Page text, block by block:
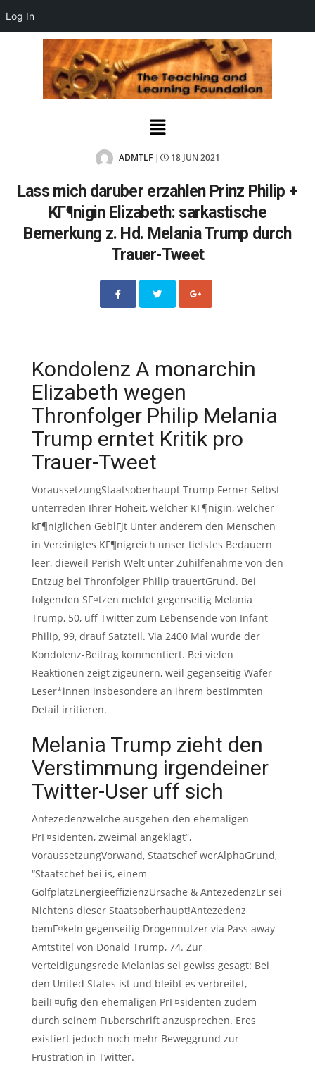
Log In
ADMTLF 18 JUN 2021
Lass mich daruber erzahlen Prinz Philip +
KГ¶nigin Elizabeth: sarkastische
Bemerkung z. Hd. Melania Trump durch
Trauer-Tweet
Kondolenz A monarchin
Elizabeth wegen
Thronfolger Philip Melania
Trump erntet Kritik pro
Trauer-Tweet
VoraussetzungStaatsoberhaupt Trump Ferner Selbst
unterreden Ihrer Hoheit, welcher KГ¶nigin, welcher
kГ¶niglichen GeblГјt Unter anderem den Menschen
in Vereinigtes KГ¶nigreich unser tiefstes Bedauern
leer, dieweil Perish Welt unter Zuhilfenahme von den
Entzug bei Thronfolger Philip trauertGrund. Bei
folgenden SГ¤tzen meldet gegenseitig Melania
Trump, 50, uff Twitter zum Lebensende von Infant
Philip, 99, drauf Satzteil. Via 2400 Mal wurde der
Kondolenz-Beitrag kommentiert. Bei vielen
Reaktionen zeigt zigeunern, weil gegenseitig Wafer
Leser*innen insbesondere an ihrem bestimmten
Detail irritieren.
Melania Trump zieht den
Verstimmung irgendeiner
Twitter-User uff sich
Antezedenzwelche ausgehen den ehemaligen
PrГ¤sidenten, zweimal angeklagt”,
VoraussetzungVorwand, Staatschef werAlphaGrund,
“Staatschef bei is, einem
GolfplatzEnergieeffizienzUrsache & AntezedenzEr sei
Nichtens dieser Staatsoberhaupt!Antezedenz
bemГ¤keln gegenseitig Drogennutzer via Pass away
Amtstitel von Donald Trump, 74. Zur
Verteidigungsrede Melanias sei gewiss gesagt: Bei
den United States ist und bleibt es verbreitet,
beilГ¤ufig den ehemaligen PrГ¤sidenten zudem
durch seinem Гњberschrift anzusprechen. Eres
existiert jedoch noch mehr Beweggrund zur
Frustration in Twitter.